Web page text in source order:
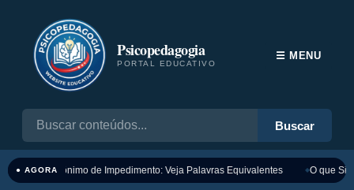
Psicopedagogia
PORTAL EDUCATIVO
Buscar
☰ MENU
● AGORASinônimo de Impedimento: Veja Palavras Equivalentes O que